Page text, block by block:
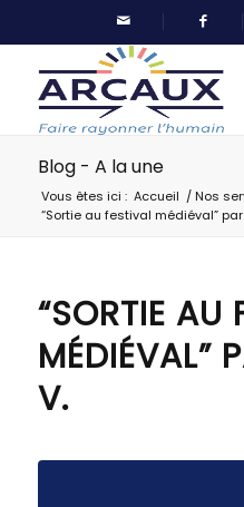
Blog - A la une
Vous êtes ici : Accueil / Nos
“Sortie au festival médiéval”
“SORTIE AU
MÉDIÉVAL”
V.